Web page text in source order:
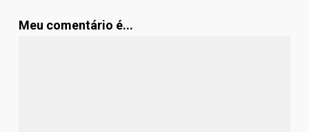
Meu comentário é...